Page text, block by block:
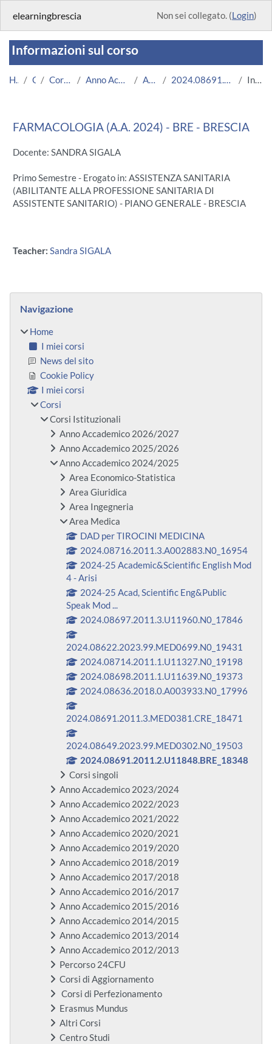
elearningbrescia Non sei collegato. (Login)
Informazioni sul corso
Home Corsi Corsi Istituzionali Anno Accademico 2024/2025 Area Medica 2024.08691.2011.2.U11848.BRE_18348 Introduzione
FARMACOLOGIA (A.A. 2024) - BRE - BRESCIA
Docente: SANDRA SIGALA
Primo Semestre - Erogato in: ASSISTENZA SANITARIA
(ABILITANTE ALLA PROFESSIONE SANITARIA DI
ASSISTENTE SANITARIO) - PIANO GENERALE - BRESCIA
Teacher: Sandra SIGALA
Blocchi
Navigazione
Home
I miei corsi
News del sito
Cookie Policy
I miei corsi
Corsi
Corsi Istituzionali
Anno Accademico 2026/2027
Anno Accademico 2025/2026
Anno Accademico 2024/2025
Area Economico-Statistica
Area Giuridica
Area Ingegneria
Area Medica
DAD per TIROCINI MEDICINA
2024.08716.2011.3.A002883.N0_16954
2024-25 Academic&Scientific English Mod
4 - Arisi
2024-25 Acad, Scientific Eng&Public
Speak Mod ...
2024.08697.2011.3.U11960.N0_17846
2024.08622.2023.99.MED0699.N0_19431
2024.08714.2011.1.U11327.N0_19198
2024.08698.2011.1.U11639.N0_19373
2024.08636.2018.0.A003933.N0_17996
2024.08691.2011.3.MED0381.CRE_18471
2024.08649.2023.99.MED0302.N0_19503
2024.08691.2011.2.U11848.BRE_18348
Corsi singoli
Anno Accademico 2023/2024
Anno Accademico 2022/2023
Anno Accademico 2021/2022
Anno Accademico 2020/2021
Anno Accademico 2019/2020
Anno Accademico 2018/2019
Anno Accademico 2017/2018
Anno Accademico 2016/2017
Anno Accademico 2015/2016
Anno Accademico 2014/2015
Anno Accademico 2013/2014
Anno Accademico 2012/2013
Percorso 24CFU
Corsi di Aggiornamento
Corsi di Perfezionamento
Erasmus Mundus
Altri Corsi
Centro Studi